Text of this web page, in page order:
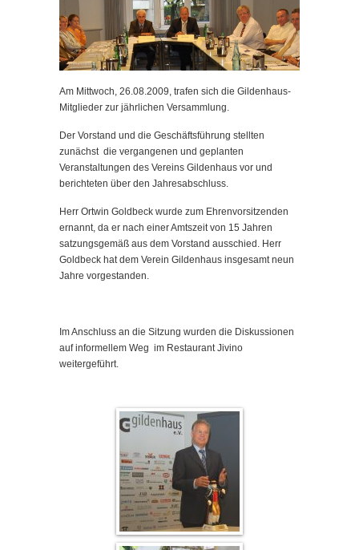
Am Mittwoch, 26.08.2009, trafen sich die Gildenhaus-
Mitglieder zur jährlichen Versammlung.
Der Vorstand und die Geschäftsführung stellten
zunächst die vergangenen und geplanten
Veranstaltungen des Vereins Gildenhaus vor und
berichteten über den Jahresabschluss.
Herr Ortwin Goldbeck wurde zum Ehrenvorsitzenden
ernannt, da er nach einer Amtszeit von 15 Jahren
satzungsgemäß aus dem Vorstand ausschied. Herr
Goldbeck hat dem Verein Gildenhaus insgesamt neun
Jahre vorgestanden.
Im Anschluss an die Sitzung wurden die Diskussionen
auf informellem Weg im Restaurant Jivino
weitergeführt.